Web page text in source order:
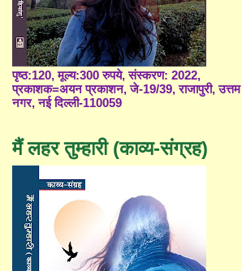
पृष्ठ:120, मूल्य:300 रुपये, संस्करण: 2022,
प्रकाशक=अयन प्रकाशन, जे-19/39, राजापुरी, उत्तम
नगर, नई दिल्ली-110059
मैं लहर तुम्हारी (काव्य-संग्रह)